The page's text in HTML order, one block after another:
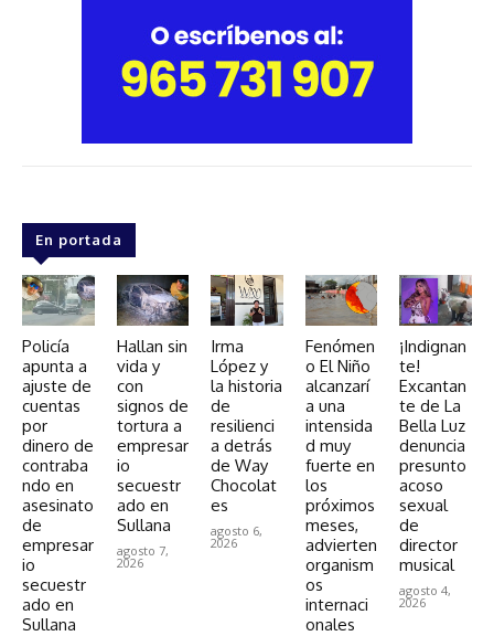
En portada
Policía
apunta a
ajuste de
cuentas
por
dinero de
contraba
ndo en
asesinato
de
empresar
io
secuestr
ado en
Sullana
Hallan sin
vida y
con
signos de
tortura a
empresar
io
secuestr
ado en
Sullana
agosto 7,
2026
Irma
López y
la historia
de
resilienci
a detrás
de Way
Chocolat
es
agosto 6,
2026
Fenómen
o El Niño
alcanzarí
a una
intensida
d muy
fuerte en
los
próximos
meses,
advierten
organism
os
internaci
onales
¡Indignan
te!
Excantan
te de La
Bella Luz
denuncia
presunto
acoso
sexual
de
director
musical
agosto 4,
2026